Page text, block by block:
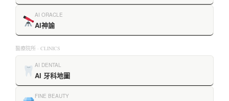
AI ORACLE
AI神諭
醫療院所 · CLINICS
AI DENTAL
AI 牙科地圖
FINE BEAUTY